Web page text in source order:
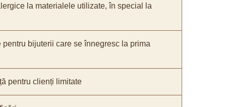
la materialele utilizate, în special la
bijuterii care se înnegresc la prima
pentru clienți limitate